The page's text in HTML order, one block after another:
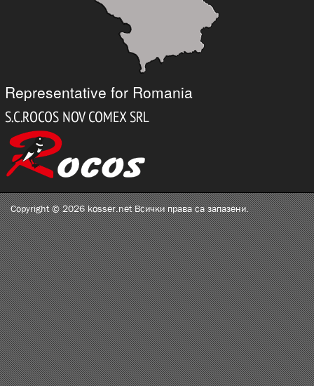
Representative for Romania
Copyright © 2026 kosser.net Всички права са запазени.